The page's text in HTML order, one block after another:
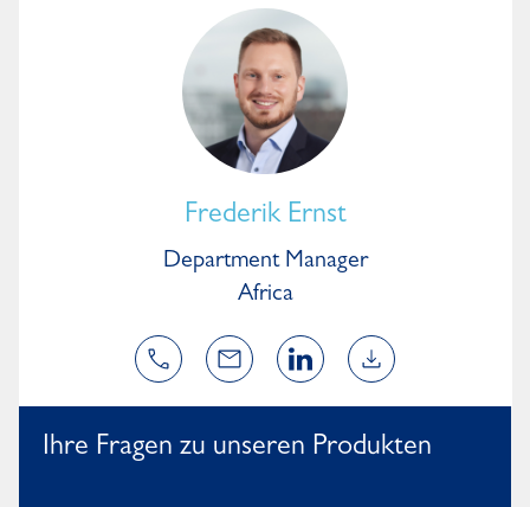
Frederik Ernst
Department Manager
Africa
Ihre Fragen zu unseren Produkten